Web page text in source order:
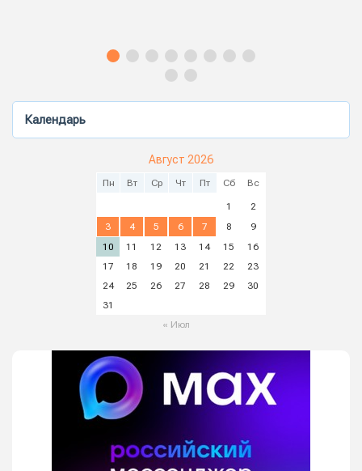
Календарь
Август 2026
Пн Вт Ср Чт Пт Сб Вс
1
2
3
4 5 6 7 8
9
10
11 12 13 14 15
16
17
18 19 20 21 22
23
24
25 26 27 28 29
30
31
« Июл